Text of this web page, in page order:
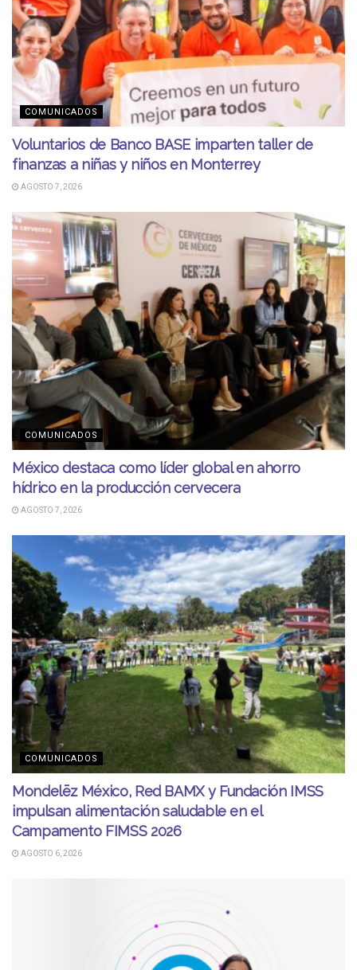
COMUNICADOS
Voluntarios de Banco BASE imparten taller de
finanzas a niñas y niños en Monterrey
AGOSTO 7, 2026
COMUNICADOS
México destaca como líder global en ahorro
hídrico en la producción cervecera
AGOSTO 7, 2026
COMUNICADOS
Mondelēz México, Red BAMX y Fundación IMSS
impulsan alimentación saludable en el
Campamento FIMSS 2026
AGOSTO 6, 2026